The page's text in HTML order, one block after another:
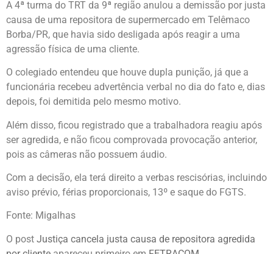
A 4ª turma do TRT da 9ª região anulou a demissão por justa
causa de uma repositora de supermercado em Telêmaco
Borba/PR, que havia sido desligada após reagir a uma
agressão física de uma cliente.
O colegiado entendeu que houve dupla punição, já que a
funcionária recebeu advertência verbal no dia do fato e, dias
depois, foi demitida pelo mesmo motivo.
Além disso, ficou registrado que a trabalhadora reagiu após
ser agredida, e não ficou comprovada provocação anterior,
pois as câmeras não possuem áudio.
Com a decisão, ela terá direito a verbas rescisórias, incluindo
aviso prévio, férias proporcionais, 13º e saque do FGTS.
Fonte: Migalhas
O post Justiça cancela justa causa de repositora agredida